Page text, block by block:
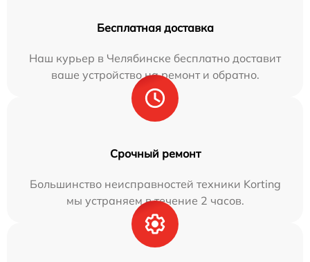
Бесплатная доставка
Наш курьер в Челябинске бесплатно доставит
ваше устройство на ремонт и обратно.
Срочный ремонт
Большинство неисправностей техники Korting
мы устраняем в течение 2 часов.